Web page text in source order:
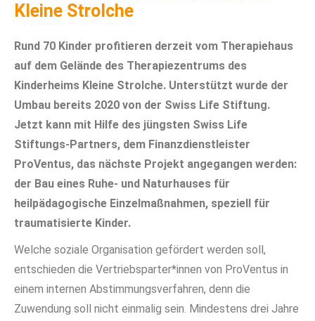
Kleine Strolche
Rund 70 Kinder profitieren derzeit vom Therapiehaus
auf dem Gelände des Therapiezentrums des
Kinderheims Kleine Strolche. Unterstützt wurde der
Umbau bereits 2020 von der Swiss Life Stiftung.
Jetzt kann mit Hilfe des jüngsten Swiss Life
Stiftungs-Partners, dem Finanzdienstleister
ProVentus, das nächste Projekt angegangen werden:
der Bau eines Ruhe- und Naturhauses für
heilpädagogische Einzelmaßnahmen, speziell für
traumatisierte Kinder.
Welche soziale Organisation gefördert werden soll,
entschieden die Vertriebsparter*innen von ProVentus in
einem internen Abstimmungsverfahren, denn die
Zuwendung soll nicht einmalig sein. Mindestens drei Jahre